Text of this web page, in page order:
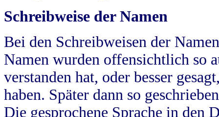
Schreibweise der Namen
Bei den Schreibweisen der
Namen wurden offensichtlich so
verstanden hat, oder besser
haben. Später dann so
Die gesprochene Sprache in